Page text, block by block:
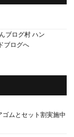
ムとセット割実施中